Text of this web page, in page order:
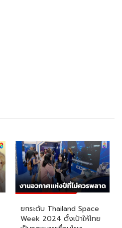
ยกระดับ Thailand Space
Week 2024 ตั้งเป้าให้ไทย